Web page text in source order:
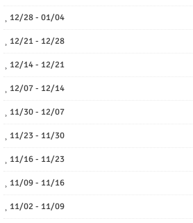
12/28 - 01/04
12/21 - 12/28
12/14 - 12/21
12/07 - 12/14
11/30 - 12/07
11/23 - 11/30
11/16 - 11/23
11/09 - 11/16
11/02 - 11/09